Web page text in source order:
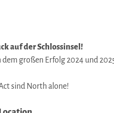
auf der Schlossinsel!
dem großen Erfolg 2024 und
sind North alone!